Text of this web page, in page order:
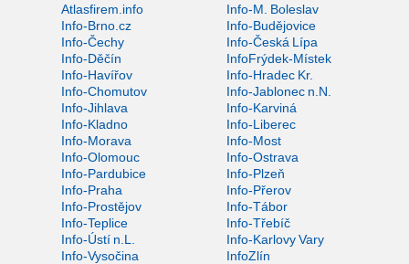
Atlasfirem.info
Info-M. Boleslav
Info-Brno.cz
Info-Budějovice
Info-Čechy
Info-Česká Lípa
Info-Děčín
InfoFrýdek-Místek
Info-Havířov
Info-Hradec Kr.
Info-Chomutov
Info-Jablonec n.N.
Info-Jihlava
Info-Karviná
Info-Kladno
Info-Liberec
Info-Morava
Info-Most
Info-Olomouc
Info-Ostrava
Info-Pardubice
Info-Plzeň
Info-Praha
Info-Přerov
Info-Prostějov
Info-Tábor
Info-Teplice
Info-Třebíč
Info-Ústí n.L.
Info-Karlovy Vary
Info-Vysočina
InfoZlín